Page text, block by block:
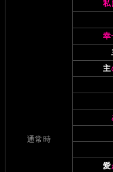
通常時
私
幸
主
愛